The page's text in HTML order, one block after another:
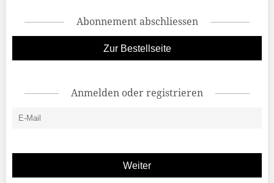
Abonnement abschliessen
Zur Bestellseite
Anmelden oder registrieren